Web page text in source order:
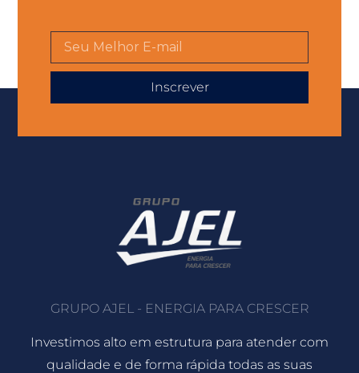
Inscrever
GRUPO AJEL - ENERGIA PARA CRESCER
Investimos alto em estrutura para atender com
qualidade e de forma rápida todas as suas